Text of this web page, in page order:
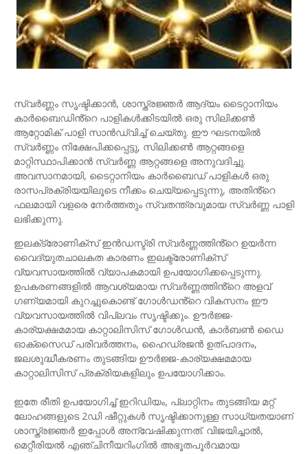
സ്വർണ്ണം സൃഷ്ടിക്കാൻ, ശാസ്ത്രജ്ഞർ ആദ്യം ടൈറ്റാനിയം
കാർബൈഡിൻ്റെ പാളികൾക്കിടയിൽ ഒരു സിലിക്കൺ
ആറ്റോമിക് പാളി സാൻഡ്വിച്ച് ചെയ്തു. ഈ ഘടനയിൽ
സ്വർണ്ണം നിക്ഷേപിക്കപ്പെട്ടു, സിലിക്കൺ ആറ്റങ്ങളെ
മാറ്റിസ്ഥാപിക്കാൻ സ്വർണ്ണ ആറ്റങ്ങളെ അനുവദിച്ചു.
അവസാനമായി, ടൈറ്റാനിയം കാർബൈഡ് പാളികൾ ഒരു
രാസപ്രക്രിയയിലൂടെ നീക്കം ചെയ്യപ്പെടുന്നു, അതിൻ്റെ
ഫലമായി വളരെ നേർത്തതും സ്വതന്ത്രവുമായ സ്വർണ്ണ പാളി
ലഭിക്കുന്നു.
ഇലക്‌ട്രോണിക്‌സ് ഇൻഡസ്ട്രി സ്വർണ്ണത്തിൻ്റെ ഉയർന്ന
വൈദ്യുതചാലകത കാരണം ഇലക്ട്രോണിക്സ്
വ്യവസായത്തിൽ വ്യാപകമായി ഉപയോഗിക്കപ്പെടുന്നു.
ഉപകരണങ്ങളിൽ ആവശ്യമായ സ്വർണ്ണത്തിൻ്റെ അളവ്
ഗണ്യമായി കുറച്ചുകൊണ്ട് ഗോൾഡൻ്റെ വികസനം ഈ
വ്യവസായത്തിൽ വിപ്ലവം സൃഷ്ടിക്കും. ഊർജ്ജ-
കാര്യക്ഷമമായ കാറ്റാലിസിസ് ഗോൾഡൻ, കാർബൺ ഡൈ
ഓക്സൈഡ് പരിവർത്തനം, ഹൈഡ്രജൻ ഉത്പാദനം,
ജലശുദ്ധീകരണം തുടങ്ങിയ ഊർജ്ജ-കാര്യക്ഷമമായ
കാറ്റാലിസിസ് പ്രക്രിയകളിലും ഉപയോഗിക്കാം.
ഇതേ രീതി ഉപയോഗിച്ച് ഇറിഡിയം, പ്ലാറ്റിനം തുടങ്ങിയ മറ്റ്
ലോഹങ്ങളുടെ 2ഡി ഷീറ്റുകൾ സൃഷ്ടിക്കാനുള്ള സാധ്യതയാണ്
ശാസ്ത്രജ്ഞർ ഇപ്പോൾ അന്വേഷിക്കുന്നത്. വിജയിച്ചാൽ,
മെറ്റീരിയൽ എഞ്ചിനീയറിംഗിൽ അഭൂതപൂർവമായ